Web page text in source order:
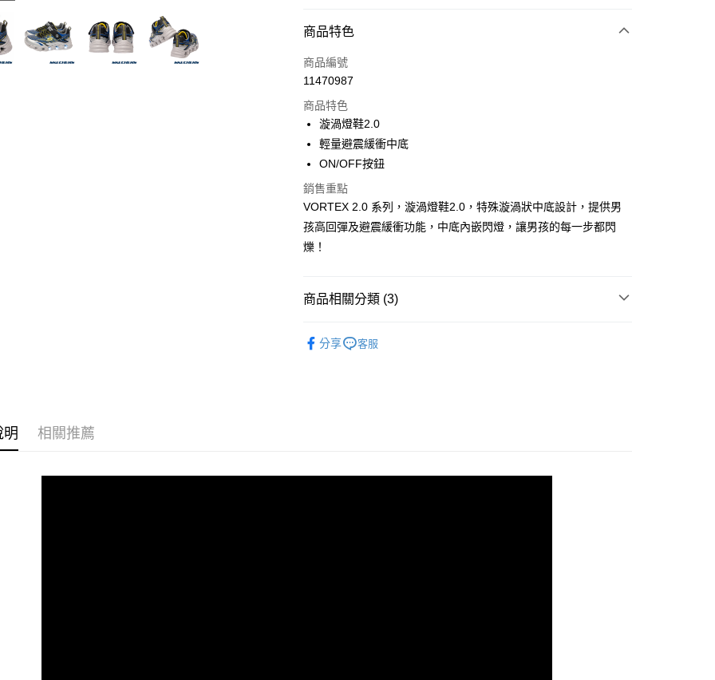
付款方式
信用卡一次付款
大哥付你分期
相關說明
1.本服務由台灣大哥大提供，台灣大哥大用戶可立即使用無須另外申請。
2.付款方式選擇「大哥付你分期」，訂單成立後會自動跳轉到大哥付的交易
流程，驗證手機門號後，選擇欲分期的期數、繳款截止日，確認付款後即
完成交易。
3.實際核准額度、可分期數及費用金額請依後續交易確認頁面所載為準。
4.訂單成立30分鐘內，如未前往確認交易或遇審核未通過，訂單將自動取
消。如遇「轉專審核」未通過狀況，表示未達大哥付你分期系統評分，恕
1.分期款項不併入電信帳單，「大哥付你分期」於每月結算日後寄送繳費提
帳／街口支付／iPASS MONEY」等通路繳費。
ATM付款
宅配
商品特色
商品編號
11470987
商品特色
漩渦燈鞋2.0
輕量避震緩衝中底
ON/OFF按鈕
銷售重點
VORTEX 2.0 系列，漩渦燈鞋2.0，特殊漩渦狀中底設計，提供男
孩高回彈及避震緩衝功能，中底內嵌閃燈，讓男孩的每一步都閃
爍！
商品相關分類 (3)
分享 客服
明 相關推薦